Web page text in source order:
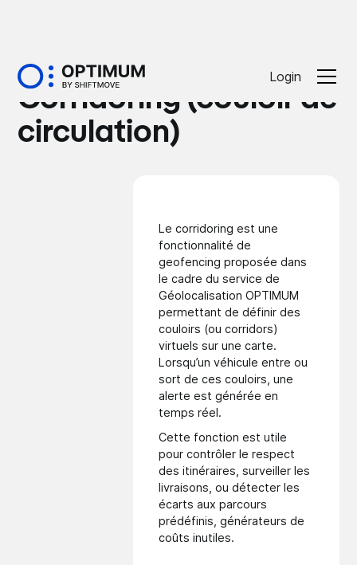
Login
Corridoring (couloir de
circulation)
Le corridoring est une
fonctionnalité de
geofencing proposée dans
le cadre du service de
Géolocalisation OPTIMUM
permettant de définir des
couloirs (ou corridors)
virtuels sur une carte.
Lorsqu’un véhicule entre ou
sort de ces couloirs, une
alerte est générée en
temps réel.
Cette fonction est utile
pour contrôler le respect
des itinéraires, surveiller les
livraisons, ou détecter les
écarts aux parcours
prédéfinis, générateurs de
coûts inutiles.